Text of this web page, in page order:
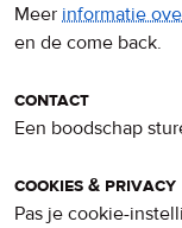
Meer informatie
en de come back.
contact
Een boodschap
cookies & privacy
Pas je cookie-